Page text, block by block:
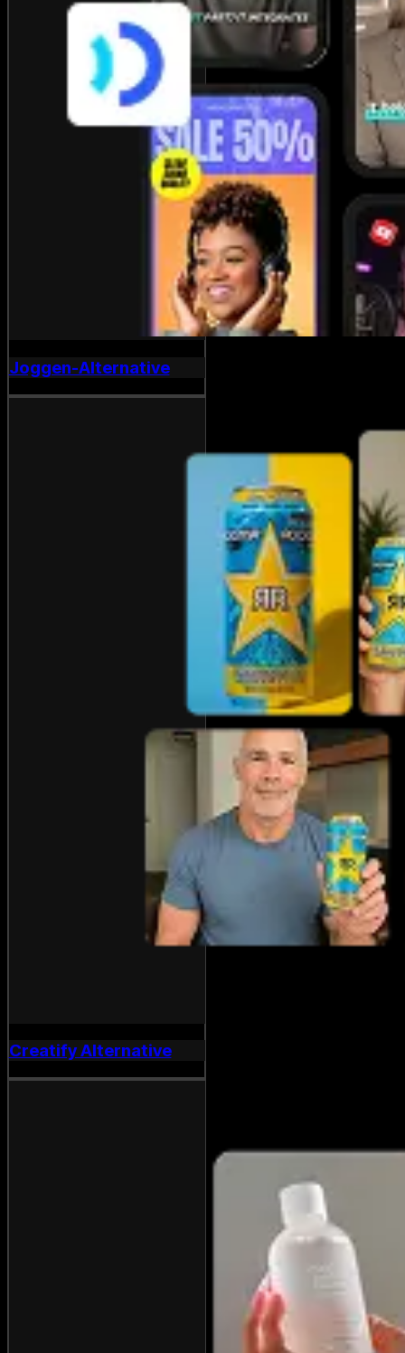
Joggen-Alternative
Creatify Alternative